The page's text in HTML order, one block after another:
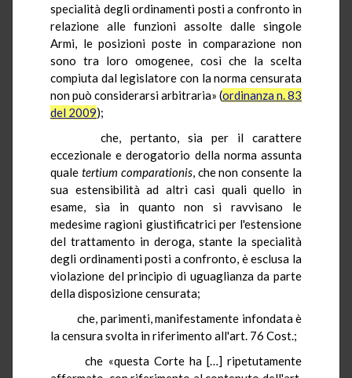
specialità degli ordinamenti posti a confronto in
relazione alle funzioni assolte dalle singole
Armi, le posizioni poste in comparazione non
sono tra loro omogenee, così che la scelta
compiuta dal legislatore con la norma censurata
non può considerarsi arbitraria» (ordinanza n. 83
del 2009);
che, pertanto, sia per il carattere
eccezionale e derogatorio della norma assunta
quale tertium comparationis, che non consente la
sua estensibilità ad altri casi quali quello in
esame, sia in quanto non si ravvisano le
medesime ragioni giustificatrici per l'estensione
del trattamento in deroga, stante la specialità
degli ordinamenti posti a confronto, è esclusa la
violazione del principio di uguaglianza da parte
della disposizione censurata;
che, parimenti, manifestamente infondata è
la censura svolta in riferimento all'art. 76 Cost.;
che «questa Corte ha […] ripetutamente